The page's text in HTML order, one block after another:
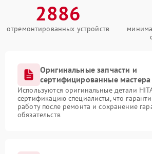
2886
отремонтированных устройств
Оригинальные запчасти и
сертифицированные мастера
Используются оригинальные детали
сертификацию специалисты, что
работу после ремонта и сохранение
обязательств